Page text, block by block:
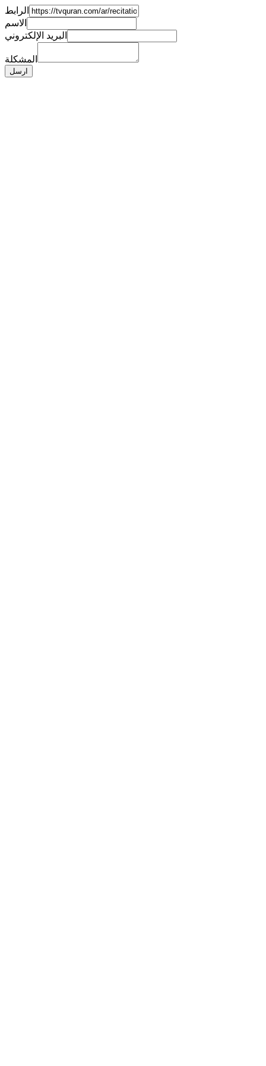
الرابط
الاسم
البريد الإلكتروني
المشكلة
ارسل